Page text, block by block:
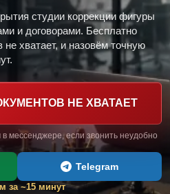
студии коррекции фигуры
и договорами. Бесплатно
хватает, и назовём точную
НЕ ХВАТАЕТ
в мессенджере, если звонить неудобно
Telegram
за ~15 минут